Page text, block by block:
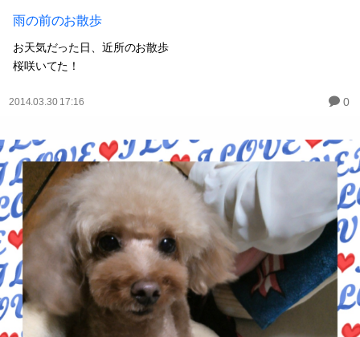
雨の前のお散歩
お天気だった日、近所のお散歩
桜咲いてた！
2014.03.30 17:16 0